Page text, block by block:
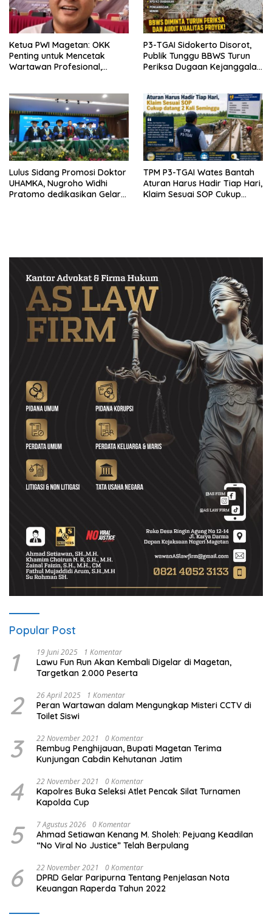
Ketua PWI Magetan: OKK
Penting untuk Mencetak
Wartawan Profesional,
P3-TGAI Sidokerto Disorot,
Publik Tunggu BBWS Turun
Periksa Dugaan Kejanggalan
Lulus Sidang Promosi Doktor
UHAMKA, Nugroho Widhi
Pratomo dedikasikan Gelar
TPM P3-TGAI Wates Bantah
Aturan Harus Hadir Tiap Hari,
Klaim Sesuai SOP Cukup
Popular Post
1 19 Juni 2025 1 Komentar
Lawu Fun Run Akan Kembali Digelar di Magetan,
Targetkan 2.000 Peserta
2 26 April 2025 1 Komentar
Peran Wartawan dalam Mengungkap Misteri CCTV di
Toilet Siswi
3 22 November 2021 0 Komentar
Rembug Penghijauan, Bupati Magetan Terima
Kunjungan Cabdin Kehutanan Jatim
4 22 November 2021 0 Komentar
Kapolres Buka Seleksi Atlet Pencak Silat Turnamen
Kapolda Cup
5 7 Agustus 2026 0 Komentar
Ahmad Setiawan Kenang M. Sholeh: Pejuang Keadilan
“No Viral No Justice” Telah Berpulang
6 22 November 2021 0 Komentar
DPRD Gelar Paripurna Tentang Penjelasan Nota
Keuangan Raperda Tahun 2022